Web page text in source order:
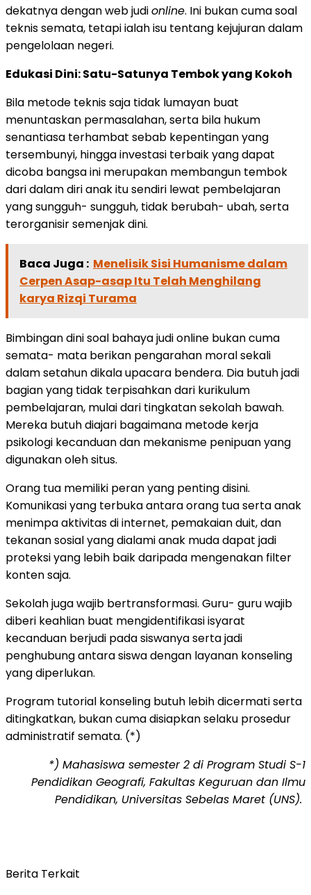
dekatnya dengan web judionline. Ini bukan cuma soal
teknis semata, tetapi ialah isu tentang kejujuran dalam
pengelolaan negeri.
Edukasi Dini: Satu-Satunya Tembok yang Kokoh
Bila metode teknis saja tidak lumayan buat
menuntaskan permasalahan, serta bila hukum
senantiasa terhambat sebab kepentingan yang
tersembunyi, hingga investasi terbaik yang dapat
dicoba bangsa ini merupakan membangun tembok
dari dalam diri anak itu sendiri lewat pembelajaran
yang sungguh- sungguh, tidak berubah- ubah, serta
terorganisir semenjak dini.
Baca Juga : Menelisik Sisi Humanisme dalam
Cerpen Asap-asap Itu Telah Menghilang
karya Rizqi Turama
Bimbingan dini soal bahaya judi online bukan cuma
semata- mata berikan pengarahan moral sekali
dalam setahun dikala upacara bendera. Dia butuh jadi
bagian yang tidak terpisahkan dari kurikulum
pembelajaran, mulai dari tingkatan sekolah bawah.
Mereka butuh diajari bagaimana metode kerja
psikologi kecanduan dan mekanisme penipuan yang
digunakan oleh situs.
Orang tua memiliki peran yang penting disini.
Komunikasi yang terbuka antara orang tua serta anak
menimpa aktivitas di internet, pemakaian duit, dan
tekanan sosial yang dialami anak muda dapat jadi
proteksi yang lebih baik daripada mengenakan filter
konten saja.
Sekolah juga wajib bertransformasi. Guru- guru wajib
diberi keahlian buat mengidentifikasi isyarat
kecanduan berjudi pada siswanya serta jadi
penghubung antara siswa dengan layanan konseling
yang diperlukan.
Program tutorial konseling butuh lebih dicermati serta
ditingkatkan, bukan cuma disiapkan selaku prosedur
administratif semata. (*)
*) Mahasiswa semester 2 di Program Studi S-1
Pendidikan Geografi, Fakultas Keguruan dan Ilmu
Pendidikan, Universitas Sebelas Maret (UNS).
Berita Terkait